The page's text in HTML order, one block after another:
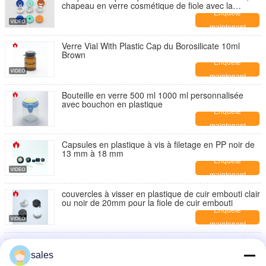
chapeau en verre cosmétique de fiole avec la
Enquête
maintenant
Verre Vial With Plastic Cap du Borosilicate 10ml
Brown
Enquête
maintenant
Bouteille en verre 500 ml 1000 ml personnalisée
avec bouchon en plastique
Enquête
maintenant
Capsules en plastique à vis à filetage en PP noir de
13 mm à 18 mm
Enquête
maintenant
couvercles à visser en plastique de cuir embouti clair
ou noir de 20mm pour la fiole de cuir embouti
Enquête
maintenant
24mm, chapeau en plastique de vis pour la bouteille
sales